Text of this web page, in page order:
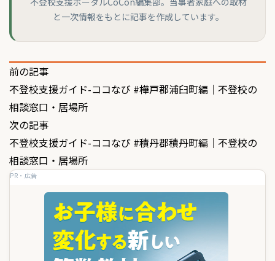
と一次情報をもとに記事を作成しています。
投
稿
ナ
ビ
ゲ
前の記事
不登校支援ガイド-ココなび #樺戸郡浦臼町編｜不登校の
相談窓口・居場所
次の記事
不登校支援ガイド-ココなび #積丹郡積丹町編｜不登校の
相談窓口・居場所
PR・広告